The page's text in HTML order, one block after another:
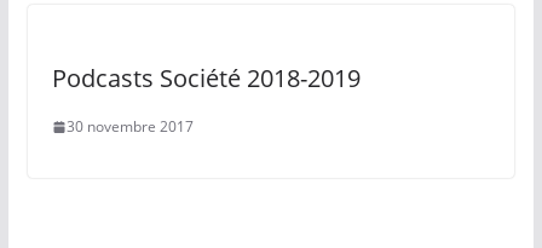
Podcasts Société 2018-2019
30 novembre 2017